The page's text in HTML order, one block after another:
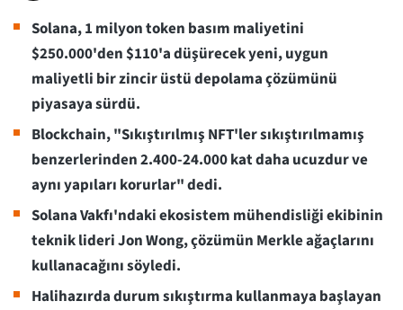
Solana, 1 milyon token basım maliyetini
$250.000'den $110'a düşürecek yeni, uygun
maliyetli bir zincir üstü depolama çözümünü
piyasaya sürdü.
Blockchain, "Sıkıştırılmış NFT'ler sıkıştırılmamış
benzerlerinden 2.400-24.000 kat daha ucuzdur ve
aynı yapıları korurlar" dedi.
Solana Vakfı'ndaki ekosistem mühendisliği ekibinin
teknik lideri Jon Wong, çözümün Merkle ağaçlarını
kullanacağını söyledi.
Halihazırda durum sıkıştırma kullanmaya başlayan